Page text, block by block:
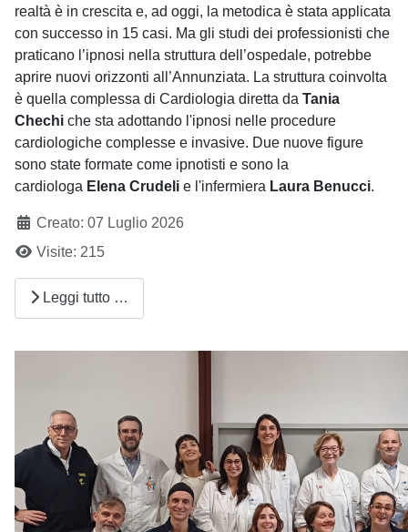
realtà è in crescita e, ad oggi, la metodica è stata applicata
con successo in 15 casi. Ma gli studi dei professionisti che
praticano l’ipnosi nella struttura dell’ospedale, potrebbe
aprire nuovi orizzonti all’Annunziata. La struttura coinvolta
è quella complessa di Cardiologia diretta da Tania
Chechi che sta adottando l'ipnosi nelle procedure
cardiologiche complesse e invasive. Due nuove figure
sono state formate come ipnotisti e sono la
cardiologa Elena Crudeli e l'infermiera Laura Benucci.
Creato: 07 Luglio 2026
Visite: 215
Leggi tutto …